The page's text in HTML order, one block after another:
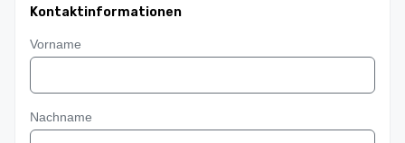
Kontaktinformationen
Vorname
Nachname